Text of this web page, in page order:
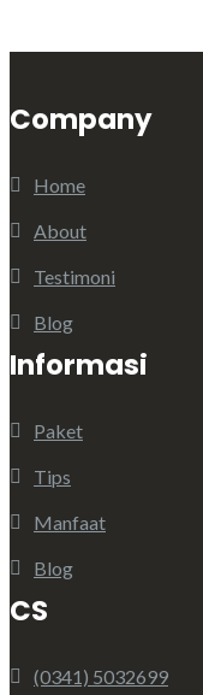
Company
Home
About
Testimoni
Blog
Informasi
Paket
Tips
Manfaat
Blog
CS
(0341) 5032699